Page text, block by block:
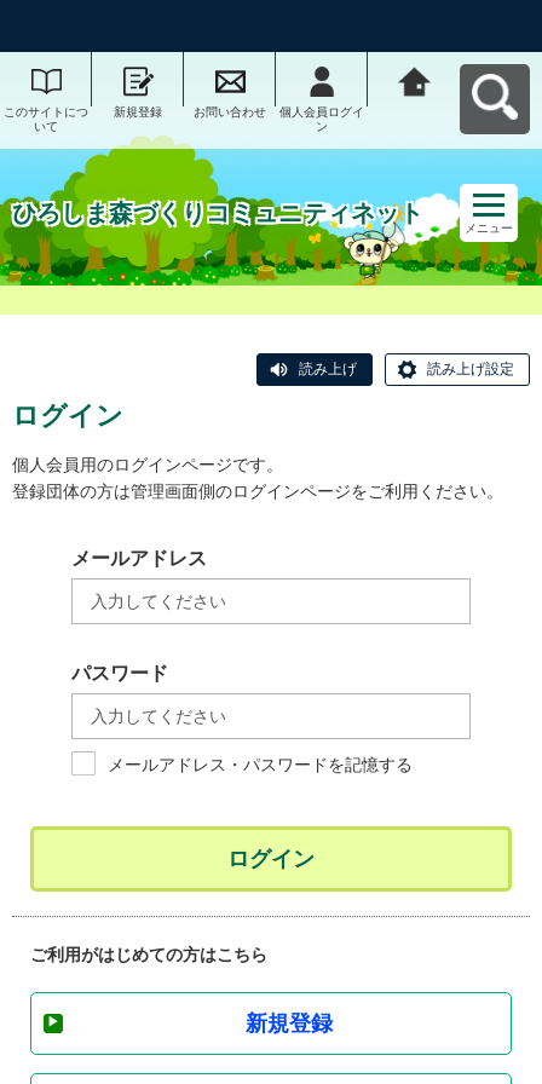
このサイトにつ
いて
新規登録 お問い合わせ
個人会員ログイ
ン
ひろしま森づくりコミュニティネット
メニュー
読み上げ 読み上げ設定
ログイン
個人会員用のログインページです。
登録団体の方は管理画面側のログインページをご利用ください。
メールアドレス
パスワード
メールアドレス・パスワードを記憶する
ログイン
ご利用がはじめての方はこちら
新規登録